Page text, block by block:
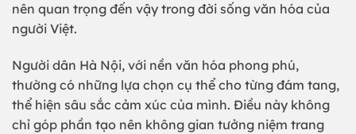
nên quan trọng đến vậy trong đời sống văn hóa của
người Việt.
Người dân Hà Nội, với nền văn hóa phong phú,
thường có những lựa chọn cụ thể cho từng đám tang,
thể hiện sâu sắc cảm xúc của mình. Điều này không
chỉ góp phần tạo nên không gian tưởng niệm trang